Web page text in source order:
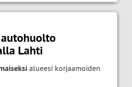
Lahti
alueesi korjaamoiden